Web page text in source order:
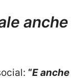
anche
“E anche